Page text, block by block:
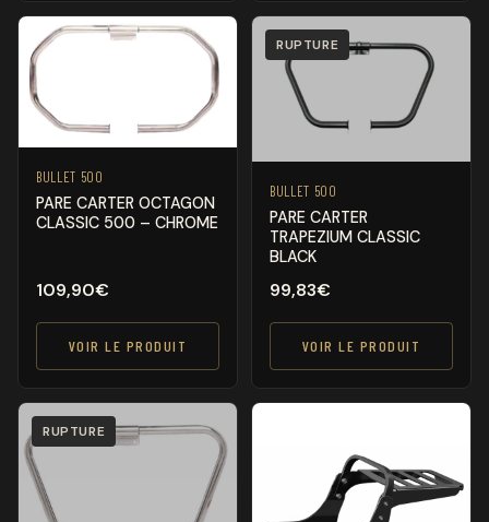
BULLET 500
PARE CARTER OCTAGON
CLASSIC 500 – CHROME
109,90€
VOIR LE PRODUIT
RUPTURE
BULLET 500
PARE CARTER
TRAPEZIUM CLASSIC
BLACK
99,83€
VOIR LE PRODUIT
RUPTURE